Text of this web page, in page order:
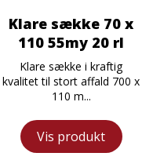
Klare sække 70 x
110 55my 20 rl
Klare sække i kraftig
kvalitet til stort affald 700 x
110 m...
Vis produkt